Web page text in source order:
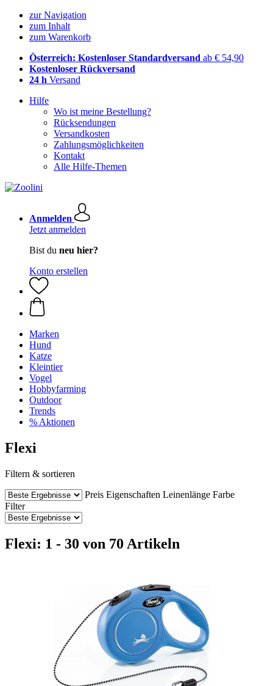
zur Navigation
zum Inhalt
zum Warenkorb
Österreich: Kostenloser Standardversand ab € 54,90
Kostenloser Rückversand
24 h Versand
Hilfe
Wo ist meine Bestellung?
Rücksendungen
Versandkosten
Zahlungsmöglichkeiten
Kontakt
Alle Hilfe-Themen
Anmelden
Jetzt anmelden
Bist du neu hier?
Konto erstellen
Marken
Hund
Katze
Kleintier
Vogel
Hobbyfarming
Outdoor
Trends
% Aktionen
Flexi
Filtern & sortieren
Preis Eigenschaften Leinenlänge Farbe
Filter
Flexi: 1 - 30 von 70 Artikeln